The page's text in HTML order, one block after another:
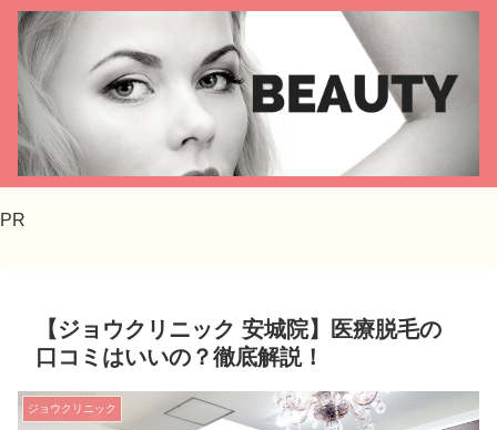
PR
【ジョウクリニック 安城院】医療脱毛の
口コミはいいの？徹底解説！
ジョウクリニック